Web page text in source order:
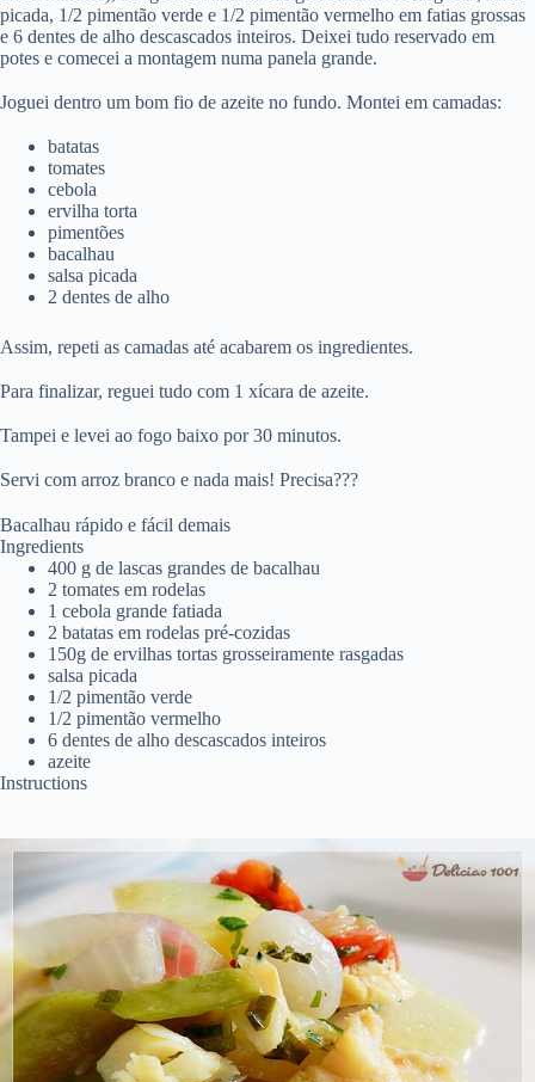
picada, 1/2 pimentão verde e 1/2 pimentão vermelho em fatias grossas
e 6 dentes de alho descascados inteiros. Deixei tudo reservado em
potes e comecei a montagem numa panela grande.
Joguei dentro um bom fio de azeite no fundo. Montei em camadas:
batatas
tomates
cebola
ervilha torta
pimentões
bacalhau
salsa picada
2 dentes de alho
Assim, repeti as camadas até acabarem os ingredientes.
Para finalizar, reguei tudo com 1 xícara de azeite.
Tampei e levei ao fogo baixo por 30 minutos.
Servi com arroz branco e nada mais! Precisa???
Bacalhau rápido e fácil demais
Ingredients
400 g de lascas grandes de bacalhau
2 tomates em rodelas
1 cebola grande fatiada
2 batatas em rodelas pré-cozidas
150g de ervilhas tortas grosseiramente rasgadas
salsa picada
1/2 pimentão verde
1/2 pimentão vermelho
6 dentes de alho descascados inteiros
azeite
Instructions